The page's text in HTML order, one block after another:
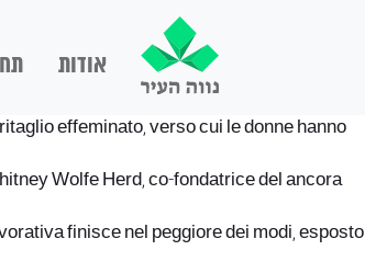
אודות
effeminato, verso cui le donne hanno
Wolfe Herd, co-fondatrice del ancora
finisce nel peggiore dei modi, esposto